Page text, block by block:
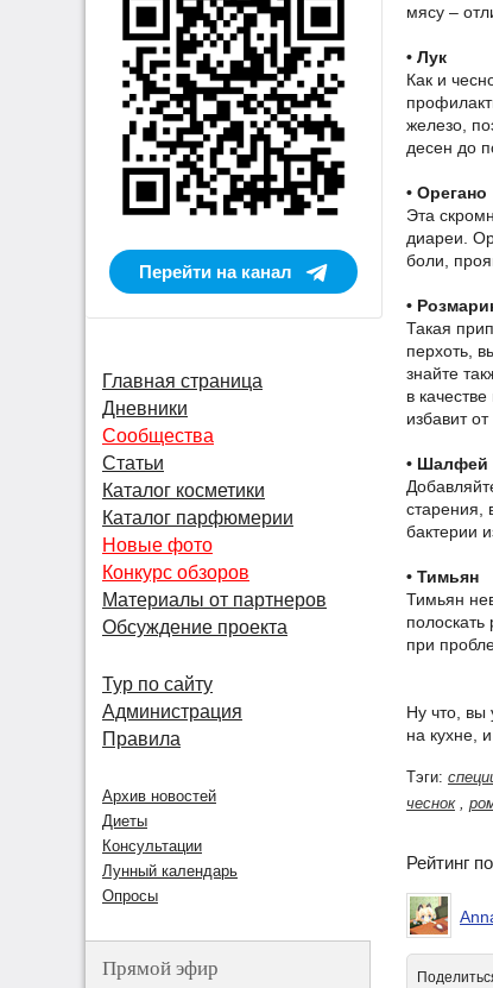
мясу –
• Лук
Как и
железо,
десен до
• Орегано
Эта
диареи.
боли,
•
Такая
перхоть,
знайте
в
избавит
• Шалфей
старения,
бактерии
• Тимьян
Тимьян
при
Ну что, вы
на кухне,
Тэги:
чеснок,
Рейтинг
Перейти на канал
Главная страница
Дневники
Сообщества
Статьи
Каталог косметики
Каталог парфюмерии
Новые фото
Конкурс обзоров
Материалы от партнеров
Обсуждение проекта
Тур по сайту
Администрация
Правила
Архив новостей
Диеты
Консультации
Лунный календарь
Опросы
Прямой эфир